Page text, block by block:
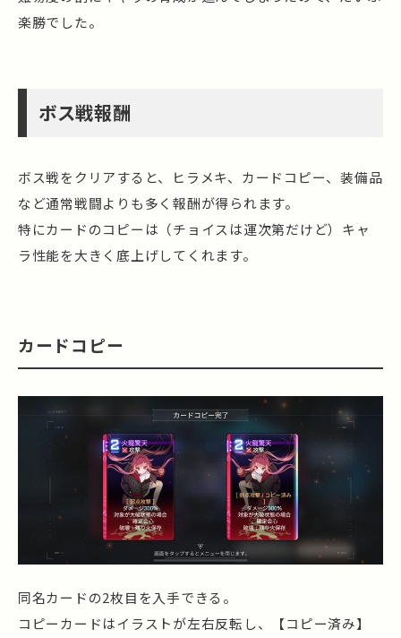
楽勝でした。
ボス戦報酬
ボス戦をクリアすると、ヒラメキ、カードコピー、装備品
など通常戦闘よりも多く報酬が得られます。
特にカードのコピーは（チョイスは運次第だけど）キャ
ラ性能を大きく底上げしてくれます。
カードコピー
同名カードの2枚目を入手できる。
コピーカードはイラストが左右反転し、【コピー済み】